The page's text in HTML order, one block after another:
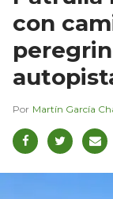
con
Martín García